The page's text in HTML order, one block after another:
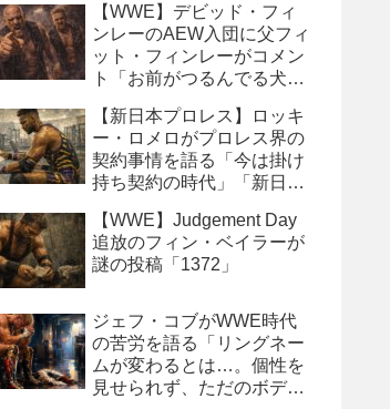
の犠牲になった」
【WWE】デビッド・フィ
ンレーのAEW入団に父フィ
ット・フィンレーがコメン
ト「お前がつるんでる犬連
【新日本プロレス】ロッキ
ー・ロメロがプロレス界の
契約事情を語る「今は掛け
持ち契約の時代」「新日本
るべき」
【WWE】Judgement Day
追放のフィン・ベイラーが
謎の投稿「1372」
ジェフ・コブがWWE時代
の苦労を語る「リングネー
ムが変わるとは…。個性を
見せられず、ただのボディ